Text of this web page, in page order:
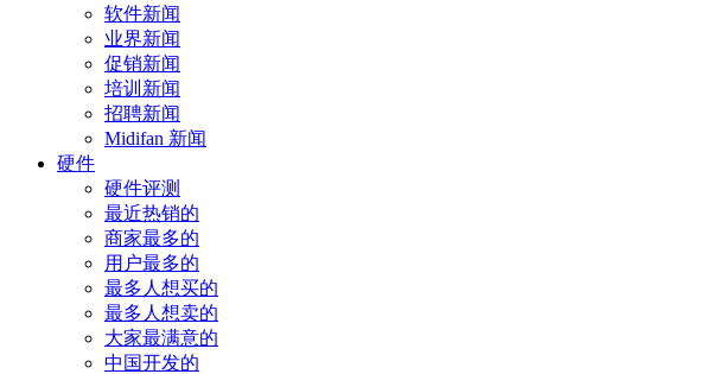
软件新闻
业界新闻
促销新闻
培训新闻
招聘新闻
Midifan 新闻
硬件
硬件评测
最近热销的
商家最多的
用户最多的
最多人想买的
最多人想卖的
大家最满意的
中国开发的